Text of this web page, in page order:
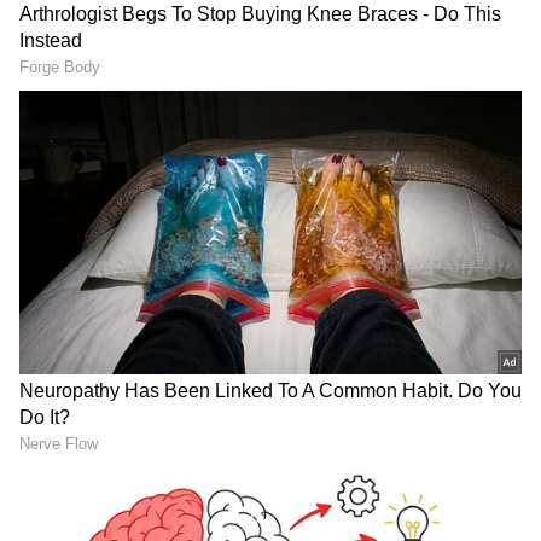
ಮಿಥುನ ರಾಶಿ
ಮಿಥುನ ರಾಶಿಯವರು ಬೆರೆಯುವವರು ಮತ್ತು
ತಮಾಷೆಯವರು, ಆದರೆ ಅವರ ಶಕ್ತಿಯುತ ಮನಸ್ಸು ಮತ್ತು
ಬಹುಮುಖ ಸ್ವಭಾವವು ಅವರನ್ನು ದುಷ್ಟ ಕಣ್ಣಿಗೆ
ಗುರಿಯಾಗಿಸಬಹುದು. ಇದಲ್ಲದೆ, ಅವರ ಬುದ್ಧಿವಂತಿಕೆ ಮತ್ತು
ವರ್ಚಸ್ವಿ ವ್ಯಕ್ತಿತ್ವವು ಅವರನ್ನು ಅಸೂಯೆಪಡುವಂತೆ
ಮಾಡುತ್ತದೆ,